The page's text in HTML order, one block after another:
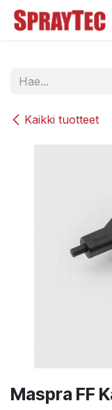
Siirry sisältöön
Kaikki tuotteet
Maspra FF